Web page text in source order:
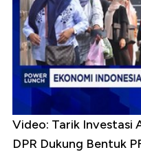
Video: Tarik Investasi
DPR Dukung Bentuk